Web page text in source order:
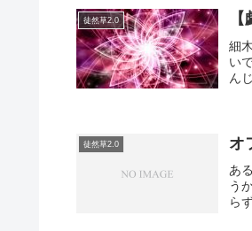
徒然草2.0
細
い
ん
徒然草2.0 オ
あ
う
ら